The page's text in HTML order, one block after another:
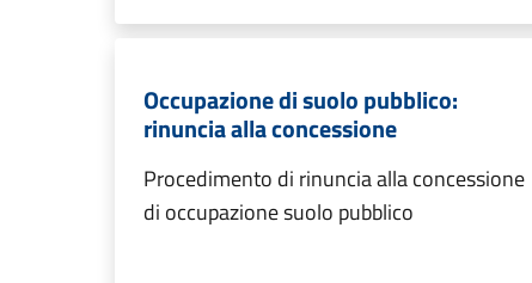
Occupazione di suolo pubblico:
rinuncia alla concessione
Procedimento di rinuncia alla concessione
di occupazione suolo pubblico